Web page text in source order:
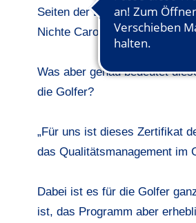
Seiten der Douglas
Nichte Caroline Hoffmann
Was aber genau bedeutet
die Golfer?
„Für uns ist dieses Zertifikat
das Qualitätsmanagement im
Dabei ist es für die Golfer
ist, das Programm aber